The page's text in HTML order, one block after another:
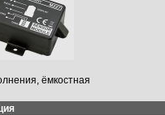
ёмкостная